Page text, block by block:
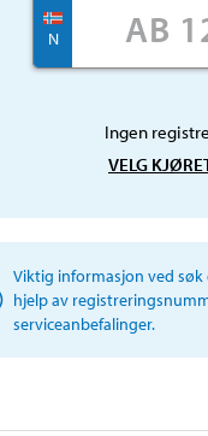
N
Ingen
VELG
Viktig informasjon ved
hjelp av
serviceanbefalinger.